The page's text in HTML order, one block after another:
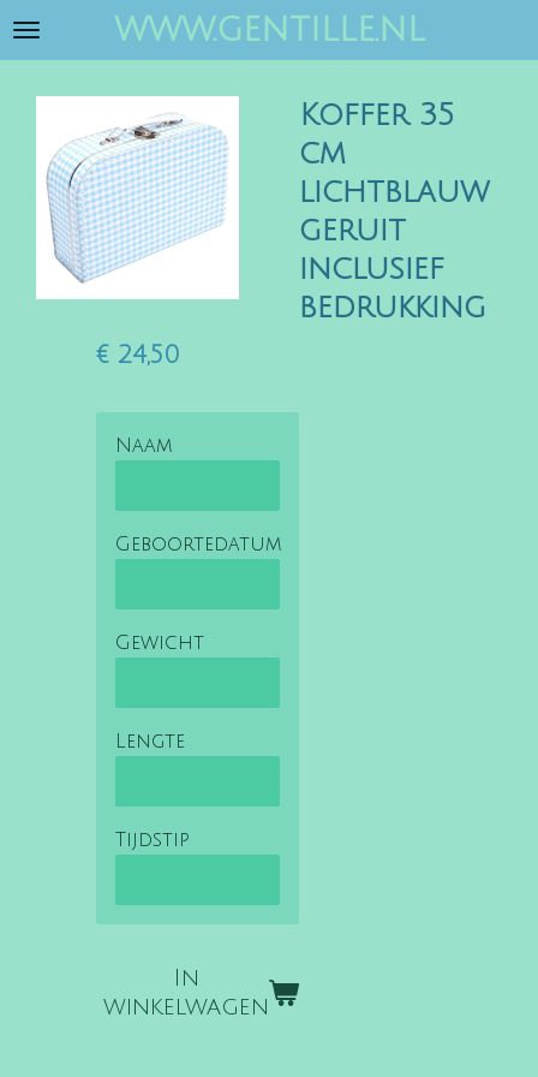
Ga
hoofdinhoud
www.gentille.nl
Koffer 35
cm
lichtblauw
geruit
inclusief
bedrukking
€ 24,50
Naam
Geboortedatum
Gewicht
Lengte
Tijdstip
In
winkelwagen